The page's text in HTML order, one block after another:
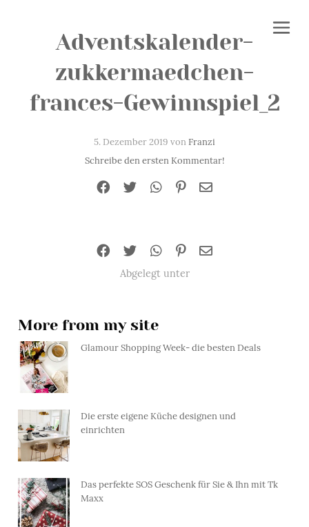
Adventskalender-
zukkermaedchen-
frances-Gewinnspiel_2
5. Dezember 2019 vonFranzi
Schreibe den ersten Kommentar!
Abgelegt unter
More from my site
Glamour Shopping Week- die besten Deals
Die erste eigene Küche designen und
einrichten
Das perfekte SOS Geschenk für Sie & Ihn mit Tk
Maxx